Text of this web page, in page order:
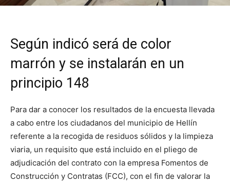
Según indicó será de color
marrón y se instalarán en un
principio 148
Para dar a conocer los resultados de la encuesta llevada
a cabo entre los ciudadanos del municipio de Hellín
referente a la recogida de residuos sólidos y la limpieza
viaria, un requisito que está incluido en el pliego de
adjudicación del contrato con la empresa Fomentos de
Construcción y Contratas (FCC), con el fin de valorar la